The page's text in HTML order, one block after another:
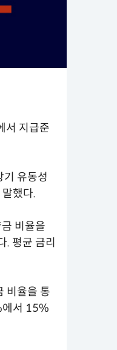
서 지급준
유동성
했다.
비율을
. 평균 금리
비율을 통
에서 15%